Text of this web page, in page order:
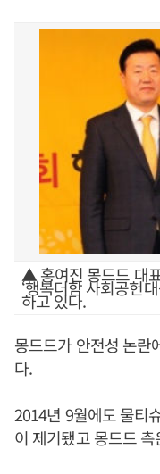
▲ 홍여진 몽드드 대
‘행복더함 사회공헌
하고 있다.
몽드드가 안전성 논란
다.
2014년 9월에도 물티
이 제기됐고 몽드드